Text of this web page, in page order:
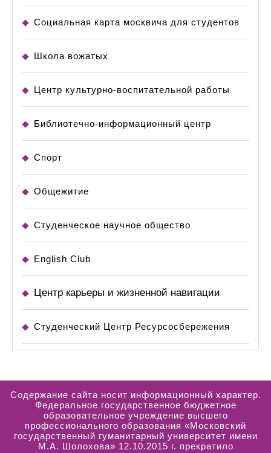
Социальная карта москвича для студентов
Школа вожатых
Центр культурно-воспитательной работы
Библиотечно-информационный центр
Спорт
Общежитие
Студенческое научное общество
English Club
Центр карьеры и жизненной навигации
Студенческий Центр Ресурсосбережения
Содержание сайта носит информационный характер.
Федеральное государственное бюджетное
образовательное учреждение высшего
профессионального образования «Московский
государственный гуманитарный университет имени
М.А. Шолохова» 12.10.2015 г. прекратило